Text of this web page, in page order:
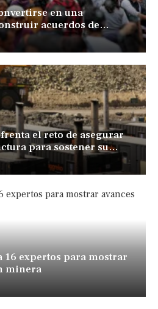
en una
acuerdos de
el reto de asegurar
para sostener su
expertos para mostrar
minera